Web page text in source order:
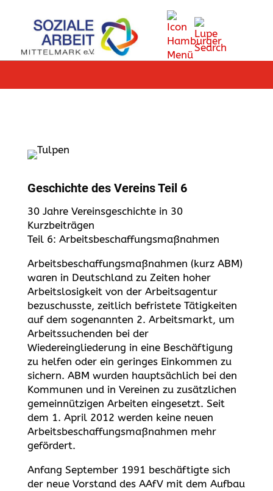
Geschichte des Vereins Teil 6
30 Jahre Vereinsgeschichte in 30
Kurzbeiträgen
Teil 6: Arbeitsbeschaffungsmaßnahmen
Arbeitsbeschaffungsmaßnahmen (kurz ABM)
waren in Deutschland zu Zeiten hoher
Arbeitslosigkeit von der Arbeitsagentur
bezuschusste, zeitlich befristete Tätigkeiten
auf dem sogenannten 2. Arbeitsmarkt, um
Arbeitssuchenden bei der
Wiedereingliederung in eine Beschäftigung
zu helfen oder ein geringes Einkommen zu
sichern. ABM wurden hauptsächlich bei den
Kommunen und in Vereinen zu zusätzlichen
gemeinnützigen Arbeiten eingesetzt. Seit
dem 1. April 2012 werden keine neuen
Arbeitsbeschaffungsmaßnahmen mehr
gefördert.
Anfang September 1991 beschäftigte sich
der neue Vorstand des AAfV mit dem Aufbau